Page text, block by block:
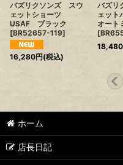
バズリクソンズ スウ
ェットショーツ
USAF ブラック
[BR52657-119]
16,280円(税込)
バズリ
ェッ
オート
[
18,480
ホーム
店長日記